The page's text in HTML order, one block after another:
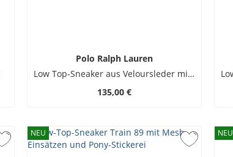
Polo Ralph Lauren
Low Top-Sneaker aus Veloursleder mit Pony-Stickerei
135,00 €
NEU NEU